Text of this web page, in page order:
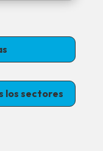
los sectores